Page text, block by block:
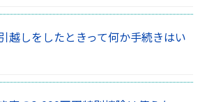
越しをしたときって何か手続きはい